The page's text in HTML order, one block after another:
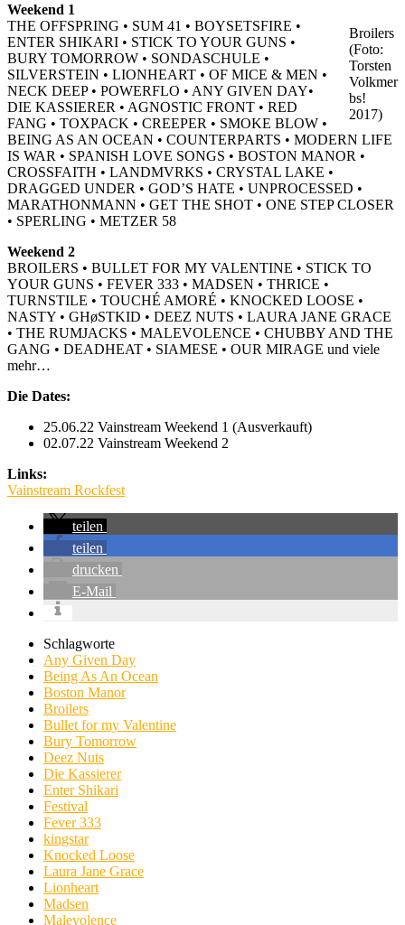
Broilers
(Foto:
Torsten
Volkmer
bs!
2017)
Weekend 1
THE OFFSPRING • SUM 41 • BOYSETSFIRE •
ENTER SHIKARI • STICK TO YOUR GUNS •
BURY TOMORROW • SONDASCHULE •
SILVERSTEIN • LIONHEART • OF MICE & MEN •
NECK DEEP • POWERFLO • ANY GIVEN DAY•
DIE KASSIERER • AGNOSTIC FRONT • RED
FANG • TOXPACK • CREEPER • SMOKE BLOW •
BEING AS AN OCEAN • COUNTERPARTS • MODERN LIFE
IS WAR • SPANISH LOVE SONGS • BOSTON MANOR •
CROSSFAITH • LANDMVRKS • CRYSTAL LAKE •
DRAGGED UNDER • GOD’S HATE • UNPROCESSED •
MARATHONMANN • GET THE SHOT • ONE STEP CLOSER
• SPERLING • METZER 58
Weekend 2
BROILERS • BULLET FOR MY VALENTINE • STICK TO
YOUR GUNS • FEVER 333 • MADSEN • THRICE •
TURNSTILE • TOUCHÉ AMORÉ • KNOCKED LOOSE •
NASTY • GHøSTKID • DEEZ NUTS • LAURA JANE GRACE
• THE RUMJACKS • MALEVOLENCE • CHUBBY AND THE
GANG • DEADHEAT • SIAMESE • OUR MIRAGE und viele
mehr…
Die Dates:
25.06.22 Vainstream Weekend 1 (Ausverkauft)
02.07.22 Vainstream Weekend 2
Links:
Vainstream Rockfest
teilen
teilen
drucken
E-Mail
Schlagworte
Any Given Day
Being As An Ocean
Boston Manor
Broilers
Bullet for my Valentine
Bury Tomorrow
Deez Nuts
Die Kassierer
Enter Shikari
Festival
Fever 333
kingstar
Knocked Loose
Laura Jane Grace
Lionheart
Madsen
Malevolence